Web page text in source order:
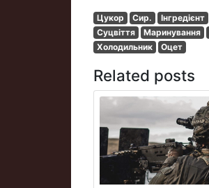
Цукор Сир. Інгредієнт
Суцвіття
Маринування
Холодильник
Оцет
Related posts